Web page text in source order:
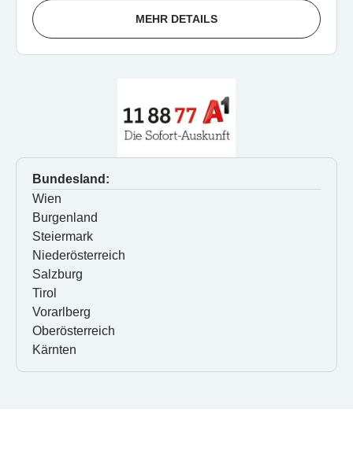
MEHR DETAILS
Bundesland:
Wien
Burgenland
Steiermark
Niederösterreich
Salzburg
Tirol
Vorarlberg
Oberösterreich
Kärnten